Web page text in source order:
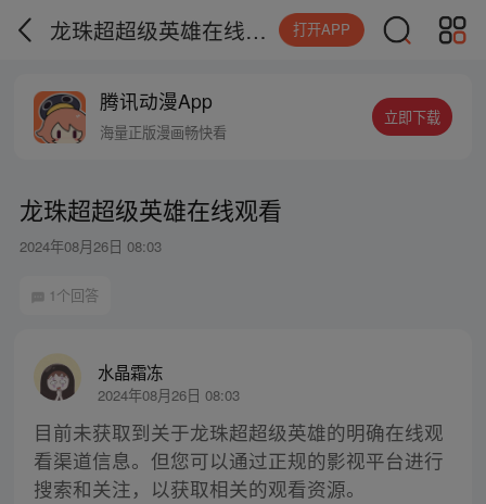
龙珠超超级英雄在线观看 打开APP
腾讯动漫App
海量正版漫画畅快看
立即下载
龙珠超超级英雄在线观看
2024年08月26日 08:03
1个回答
水晶霜冻
2024年08月26日 08:03
目前未获取到关于龙珠超超级英雄的明确在线观
看渠道信息。但您可以通过正规的影视平台进行
搜索和关注，以获取相关的观看资源。